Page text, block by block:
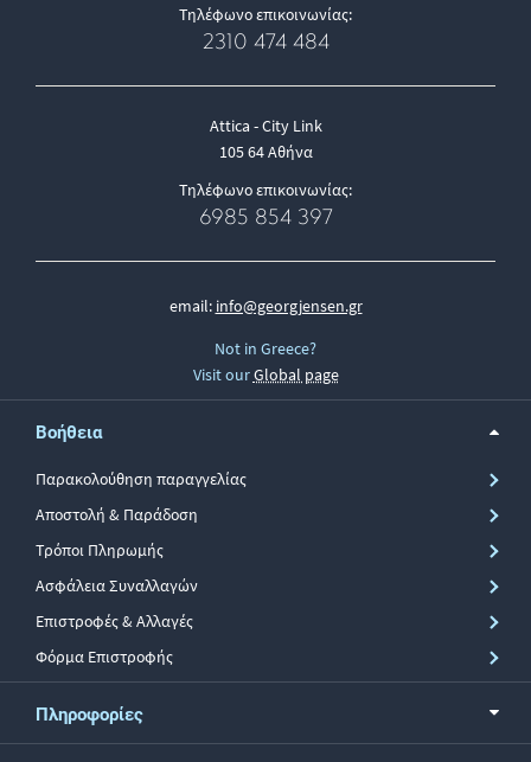
Τηλέφωνο επικοινωνίας:
2310 474 484
Attica - City Link
105 64 Αθήνα
Τηλέφωνο επικοινωνίας:
6985 854 397
email: info@georgjensen.gr
Not in Greece?
Visit ourGlobal page
Βοήθεια
Παρακολούθηση παραγγελίας
Αποστολή & Παράδοση
Τρόποι Πληρωμής
Ασφάλεια Συναλλαγών
Επιστροφές & Αλλαγές
Φόρμα Επιστροφής
Πληροφορίες